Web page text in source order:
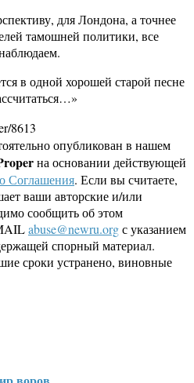
для Лондона, а точнее
тамошней политики, все
в одной хорошей старой песне
8613
опубликован в нашем
на основании действующей
Соглашения. Если вы считаете,
ваши авторские и/или
сообщить об этом
abuse@newru.orgс указанием
спорный материал.
сроки устранено, виновные